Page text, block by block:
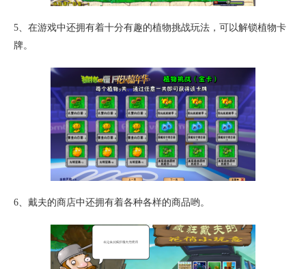
5、在游戏中还拥有着十分有趣的植物挑战玩法，可以解锁植物卡
牌。
6、戴夫的商店中还拥有着各种各样的商品哟。